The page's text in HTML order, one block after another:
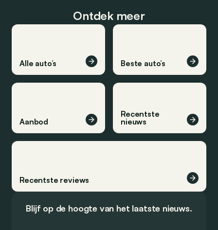
Ontdek meer
Alle auto’s Beste auto’s
Aanbod
Recentste
nieuws
Recentste reviews
Blijf op de hoogte van het laatste nieuws.